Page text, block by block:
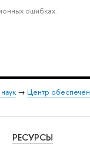
ошибках.
→ Центр
РЕСУРСЫ